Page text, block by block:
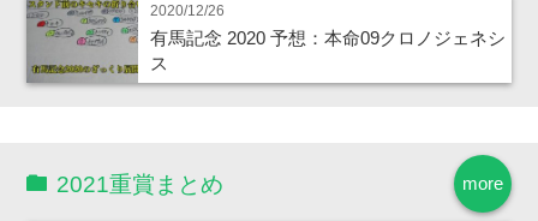
2020/12/26
有馬記念 2020 予想：本命09クロノジェネシ
ス
more
2021重賞まとめ